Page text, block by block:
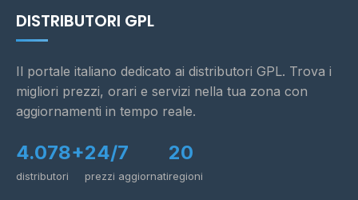
DISTRIBUTORI GPL
Il portale italiano dedicato ai distributori GPL. Trova i
migliori prezzi, orari e servizi nella tua zona con
aggiornamenti in tempo reale.
4.078+
distributori
24/7
prezzi aggiornati
20
regioni